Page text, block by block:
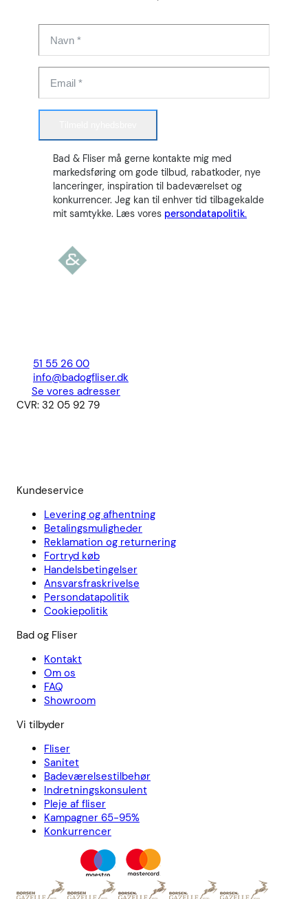
Bad & Fliser må gerne kontakte mig med
markedsføring om gode tilbud, rabatkoder, nye
lanceringer, inspiration til badeværelset og
konkurrencer. Jeg kan til enhver tid tilbagekalde
mit samtykke. Læs vores persondatapolitik.
51 55 26 00
info@badogfliser.dk
Se vores adresser
CVR: 32 05 92 79
Kundeservice
Levering og afhentning
Betalingsmuligheder
Reklamation og returnering
Fortryd køb
Handelsbetingelser
Ansvarsfraskrivelse
Persondatapolitik
Cookiepolitik
Bad og Fliser
Kontakt
Om os
FAQ
Showroom
Vi tilbyder
Fliser
Sanitet
Badeværelsestilbehør
Indretningskonsulent
Pleje af fliser
Kampagner 65-95%
Konkurrencer